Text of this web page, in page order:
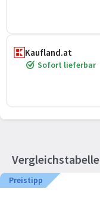
Kaufland.at
Sofort lieferbar
Vergleichstabelle
Preistipp